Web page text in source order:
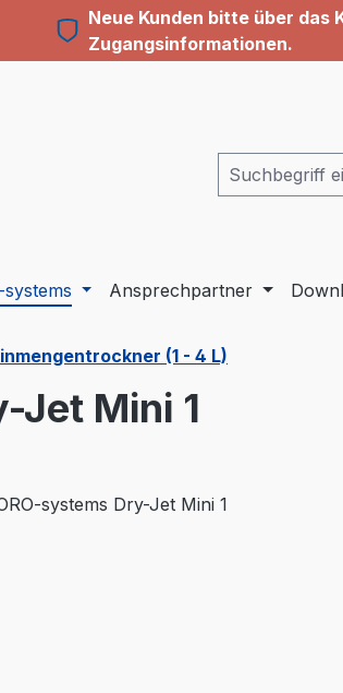
Neue Kunden bitte über das
Zugangsinformationen.
systems Ansprechpartner
(1 - 4 L)
Jet Mini 1